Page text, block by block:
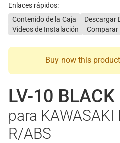
Enlaces rápidos:
Contenido de la Caja
Descargar
Videos de Instalación
Comparar
Buy now this
LV-10 BLACK
para
R/ABS